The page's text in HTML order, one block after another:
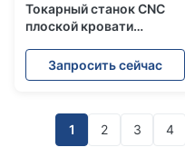
Токарный станок CNC
плоской кровати
5.5KW мотор
механической
CKA6140/CKA6140i
Запросить сейчас
1 2 3 4